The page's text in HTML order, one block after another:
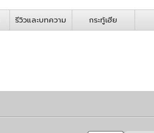
รีวิวและบทความ กระทู้เฮีย